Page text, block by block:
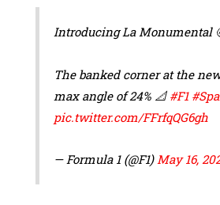
Introducing La Monumental
The banked corner at the
max angle of 24% 📐 #F1
pic.twitter.com/FFrfqQG6gh
— Formula 1 (@F1)May 16,